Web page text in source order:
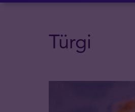
Türgi